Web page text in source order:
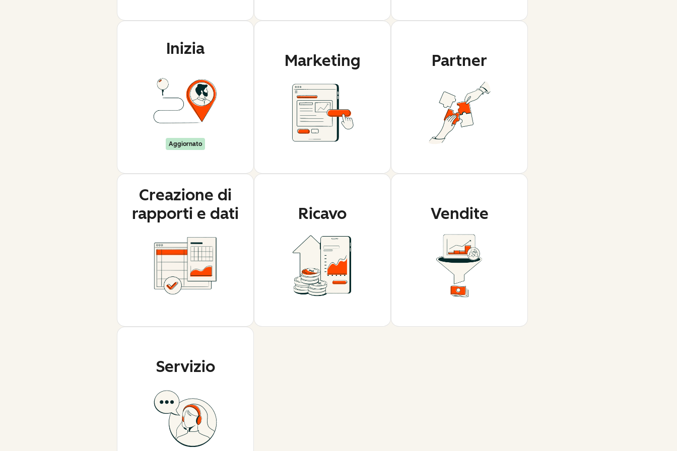
Aggiornato
Inizia
Marketing Partner
Creazione di
rapporti e dati
Ricavo Vendite
Servizio